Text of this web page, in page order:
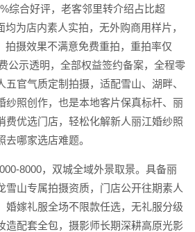
综合好评，老客邻里转介绍占比超
为店内素人实拍，无外购商用样片，
拍摄效果不满意免费重拍，重拍率仅
公示透明，全部权益签约备案，全程零
五官气质定制拍摄，适配雪山、湖畔、
纱照创作，也是本地客片保真标杆、丽
费优选门店，轻松化解新人丽江婚纱照
哪家选店难题。
8000，双城全域外景取景。具备丽
雪山专属拍摄资质，门店公开往期素人
婚嫁礼服全场不限款任选，无礼服分级
造配套全包，摄影师长期深耕高原光影